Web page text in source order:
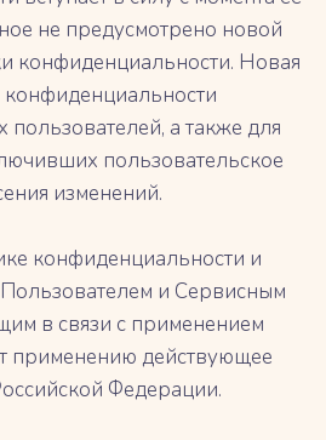
не предусмотрено новой
конфиденциальности. Новая
пользователей, а также для
пользовательское
изменений.
конфиденциальности и
и Сервисным
в связи с применением
применению действующее
Федерации.